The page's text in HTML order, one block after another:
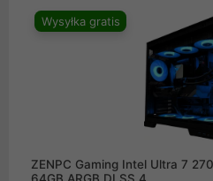
A360
Wysyłka gratis
ZENPC Gaming Intel Ultra 7